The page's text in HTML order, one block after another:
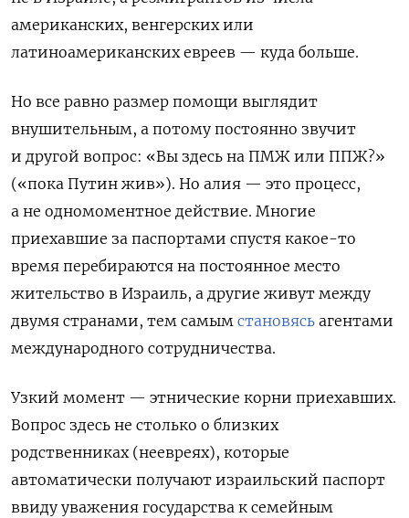
американских, венгерских или
латиноамериканских евреев — куда больше.
Но все равно размер помощи выглядит
внушительным, а потому постоянно звучит
и другой вопрос: «Вы здесь на ПМЖ или ППЖ?»
(«пока Путин жив»). Но алия — это процесс,
а не одномоментное действие. Многие
приехавшие за паспортами спустя какое-то
время перебираются на постоянное место
жительство в Израиль, а другие живут между
двумя странами, тем самым становясь агентами
международного сотрудничества.
Узкий момент — этнические корни приехавших.
Вопрос здесь не столько о близких
родственниках (неевреях), которые
автоматически получают израильский паспорт
ввиду уважения государства к семейным